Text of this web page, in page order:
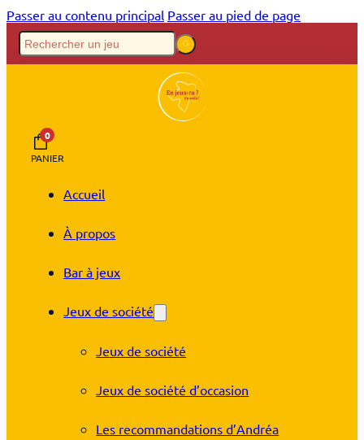
Passer au contenu principal Passer au pied de page
0
PANIER
Accueil
À propos
Bar à jeux
Jeux de société
Jeux de société
Jeux de société d’occasion
Les recommandations d’Andréa